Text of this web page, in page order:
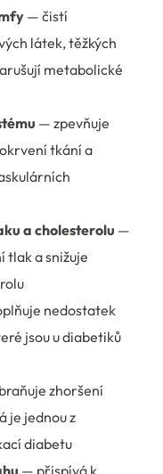
— čistí
látek, těžkých
metabolické
— zpevňuje
tkání a
a cholesterolu —
a snižuje
nedostatek
jsou u diabetiků
zhoršení
je jednou z
diabetu